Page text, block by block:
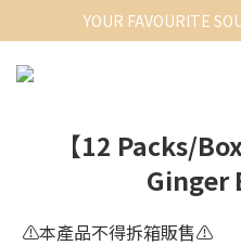
YOUR FAVOURITE
【12 Packs/
Ginger
⚠️本產品不得拆箱販售⚠️